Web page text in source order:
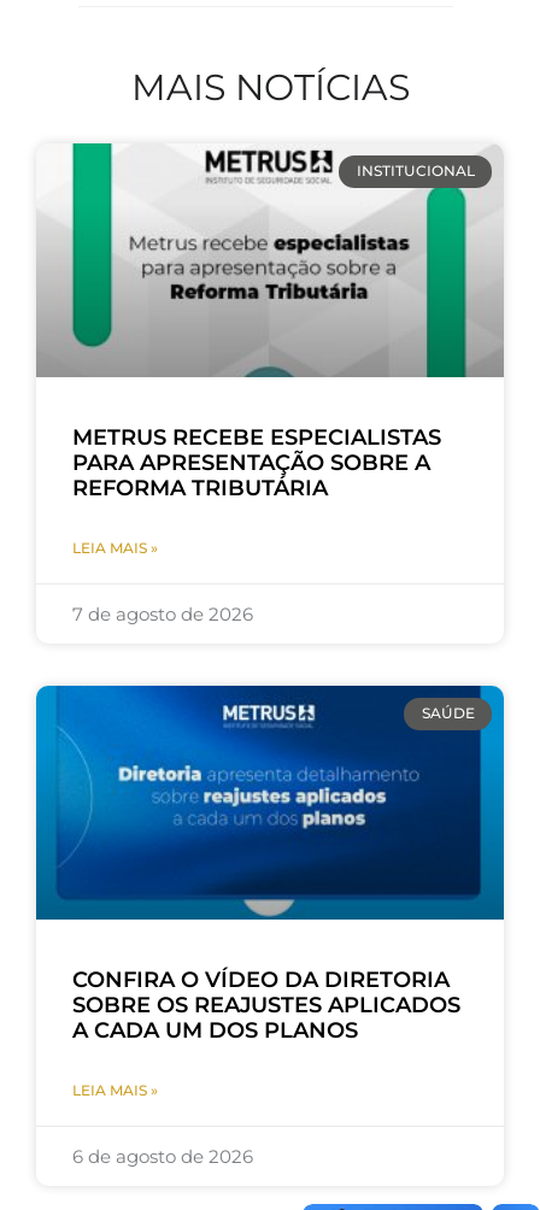
MAIS NOTÍCIAS
INSTITUCIONAL
METRUS RECEBE ESPECIALISTAS
PARA APRESENTAÇÃO SOBRE A
REFORMA TRIBUTÁRIA
LEIA MAIS »
7 de agosto de 2026
SAÚDE
CONFIRA O VÍDEO DA DIRETORIA
SOBRE OS REAJUSTES APLICADOS
A CADA UM DOS PLANOS
LEIA MAIS »
6 de agosto de 2026